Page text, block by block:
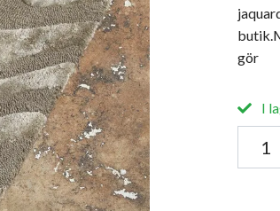
gör
I